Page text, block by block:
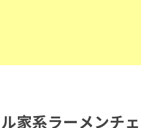
家系ラーメンチェ